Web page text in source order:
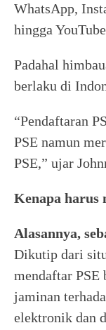
WhatsApp,
hingga
Padahal
berlaku di
“Pendaftaran
PSE namun
PSE,” ujar
Kenapa harus
Alasannya,
Dikutip dari
mendaftar PSE
jaminan
elektronik dan